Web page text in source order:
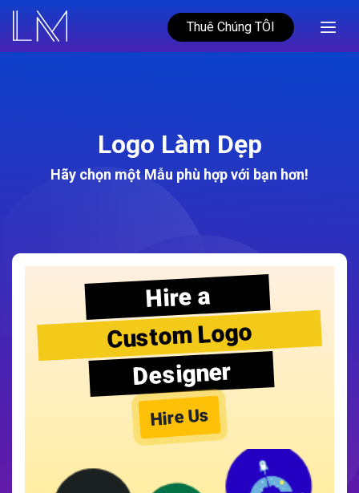
Thuê Chúng TÔI
Logo Làm Dẹp
Hãy chọn một Mẫu phù hợp với bạn hơn!
Hire a
Custom Logo
Designer
Hire Us